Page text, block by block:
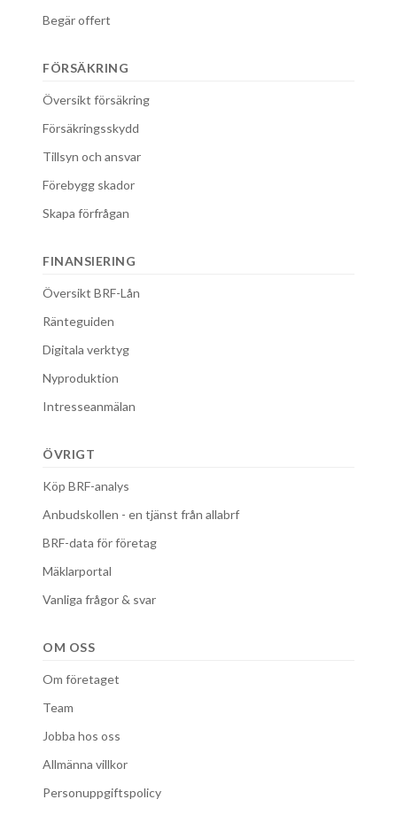
Begär offert
FÖRSÄKRING
Översikt försäkring
Försäkringsskydd
Tillsyn och ansvar
Förebygg skador
Skapa förfrågan
FINANSIERING
Översikt BRF-Lån
Ränteguiden
Digitala verktyg
Nyproduktion
Intresseanmälan
ÖVRIGT
Köp BRF-analys
Anbudskollen - en tjänst från allabrf
BRF-data för företag
Mäklarportal
Vanliga frågor & svar
OM OSS
Om företaget
Team
Jobba hos oss
Allmänna villkor
Personuppgiftspolicy